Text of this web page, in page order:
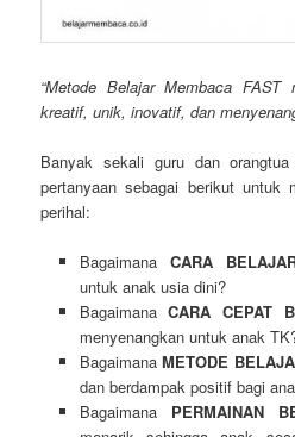
“Metode Belajar Membaca FAST
kreatif, unik, inovatif, dan
Banyak sekali guru dan
pertanyaan sebagai berikut untuk
perihal:
Bagaimana CARA
untuk anak usia dini?
BagaimanaCARA CEPAT
menyenangkan untuk anak
BagaimanaMETODE
dan berdampak positif bagi
Bagaimana PERMAINAN